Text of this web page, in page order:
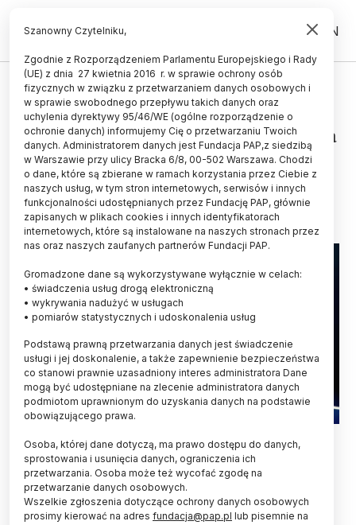
PL EN
WYDARZENIA
Podkarpackie/ W Stalowej Woli
odbędzie kosmiczny inkubator dla
młodzieży
21.05.2025
aktualizacja: 21.05.2025
2 minuty czytania
W Stalowej Woli na Podkarpaciu w sierpniu br.
odbędzie się CASSINI Space Camp. To europejski
kosmiczny inkubator talentów skierowany do
młodzieży w wieku od 14 do 18 lat. Uczestnicy
Szanowny Czytelniku,
Zgodnie z Rozporządzeniem Parlamentu Europejskiego i Rady
(UE) z dnia 27 kwietnia 2016 r. w sprawie ochrony osób
fizycznych w związku z przetwarzaniem danych osobowych i
w sprawie swobodnego przepływu takich danych oraz
uchylenia dyrektywy 95/46/WE (ogólne rozporządzenie o
ochronie danych) informujemy Cię o przetwarzaniu Twoich
danych. Administratorem danych jest Fundacja PAP,z siedzibą
w Warszawie przy ulicy Bracka 6/8, 00-502 Warszawa. Chodzi
o dane, które są zbierane w ramach korzystania przez Ciebie z
naszych usług, w tym stron internetowych, serwisów i innych
funkcjonalności udostępnianych przez Fundację PAP, głównie
zapisanych w plikach cookies i innych identyfikatorach
internetowych, które są instalowane na naszych stronach przez
nas oraz naszych zaufanych partnerów Fundacji PAP.
Gromadzone dane są wykorzystywane wyłącznie w celach:
• świadczenia usług drogą elektroniczną
• wykrywania nadużyć w usługach
• pomiarów statystycznych i udoskonalenia usług
Podstawą prawną przetwarzania danych jest świadczenie
usługi i jej doskonalenie, a także zapewnienie bezpieczeństwa
co stanowi prawnie uzasadniony interes administratora Dane
mogą być udostępniane na zlecenie administratora danych
podmiotom uprawnionym do uzyskania danych na podstawie
obowiązującego prawa.
Osoba, której dane dotyczą, ma prawo dostępu do danych,
sprostowania i usunięcia danych, ograniczenia ich
przetwarzania. Osoba może też wycofać zgodę na
przetwarzanie danych osobowych.
Wszelkie zgłoszenia dotyczące ochrony danych osobowych
prosimy kierować na adres fundacja@pap.pl lub pisemnie na